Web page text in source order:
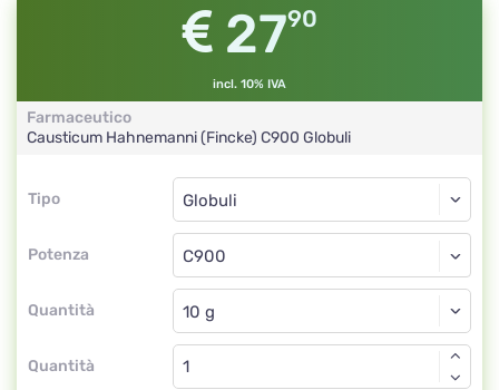
2790
incl. 10% IVA
Farmaceutico
Causticum Hahnemanni (Fincke) C900 Globuli
Tipo
Tipo
Potenza
Globuli
C900
Quantità
Globuli
Quantità